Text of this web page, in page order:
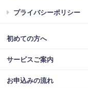
プライバシーポリシー
初めての方へ
サービスご案内
お申込みの流れ